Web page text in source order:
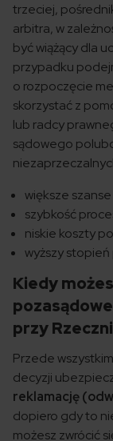
trzeciej,
arbitra, w
być wiążący dla
przypadku
o rozpoczęcie
skorzystać z
lub radcy
sądowego
większe
szybkość
niskie koszty
wyższy
Kiedy
przy
Przede
decyzji
reklamację
dopiero gdy to
możesz zwrócić